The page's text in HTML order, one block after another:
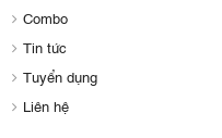
Combo
Tin tức
Tuyển dụng
Liên hệ